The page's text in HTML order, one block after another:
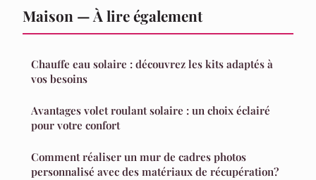
Maison — À lire également
Chauffe eau solaire : découvrez les kits adaptés à
vos besoins
Avantages volet roulant solaire : un choix éclairé
pour votre confort
Comment réaliser un mur de cadres photos
personnalisé avec des matériaux de récupération?